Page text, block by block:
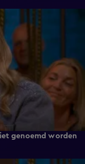
genoemd worden